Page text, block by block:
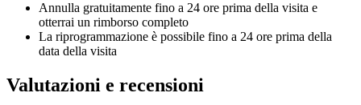
Annulla gratuitamente fino a 24 ore prima della visita e
otterrai un rimborso completo
La riprogrammazione è possibile fino a 24 ore prima della
data della visita
Valutazioni e recensioni